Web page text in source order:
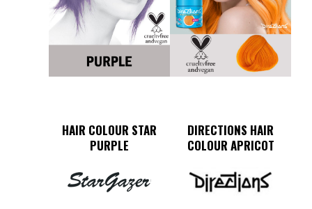
HAIR COLOUR STAR
PURPLE
DIRECTIONS HAIR
COLOUR APRICOT